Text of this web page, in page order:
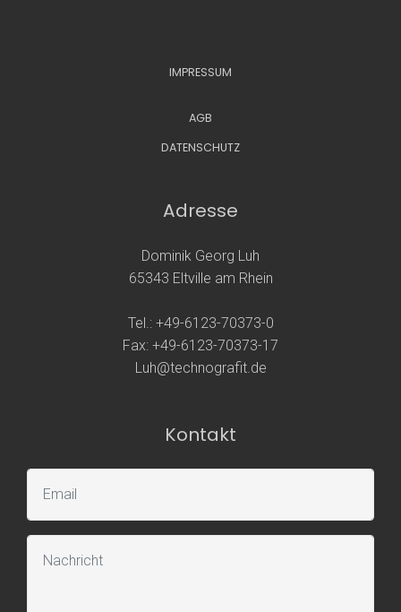
IMPRESSUM
AGB
DATENSCHUTZ
Adresse
Dominik Georg Luh
65343 Eltville am Rhein
Tel.: +49-6123-70373-0
Fax: +49-6123-70373-17
Luh@technografit.de
Kontakt